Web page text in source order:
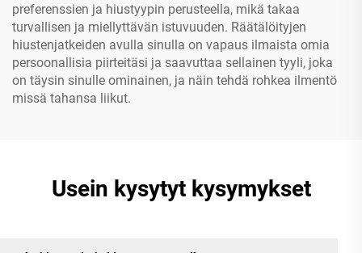
preferenssien ja hiustyypin perusteella, mikä takaa
turvallisen ja miellyttävän istuvuuden. Räätälöityjen
hiustenjatkeiden avulla sinulla on vapaus ilmaista omia
persoonallisia piirteitäsi ja saavuttaa sellainen tyyli, joka
on täysin sinulle ominainen, ja näin tehdä rohkea ilmentö
missä tahansa liikut.
Usein kysytyt kysymykset